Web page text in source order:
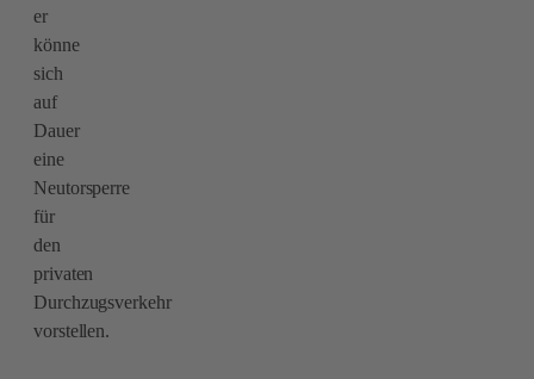
er
könne
sich
auf
Dauer
eine
Neutorsperre
für
den
privaten
Durchzugsverkehr
vorstellen.